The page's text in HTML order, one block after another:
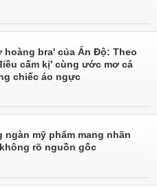
hoàng bra' của Ấn Độ: Theo
cấm kị' cùng ước mơ cá
chiếc áo ngực
ngàn mỹ phẩm mang nhãn
rõ nguồn gốc